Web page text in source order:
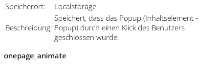
Speicherort:
Localstorage
Beschreibung:
Speichert, dass das Popup (Inhaltselement -
Popup) durch einen Klick des Benutzers
geschlossen wurde.
onepage_animate